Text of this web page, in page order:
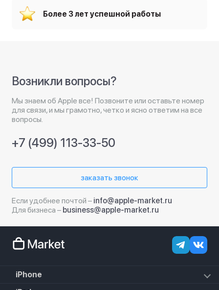
Более 3 лет успешной работы
Возникли вопросы?
Мы знаем об Apple все! Позвоните или оставьте номер
для связи, и мы грамотно, четко и ясно ответим на все
вопросы.
+7 (499) 113-33-50
заказать звонок
Если удобнее почтой – info@apple-market.ru
Для бизнеса – business@apple-market.ru
iPhone